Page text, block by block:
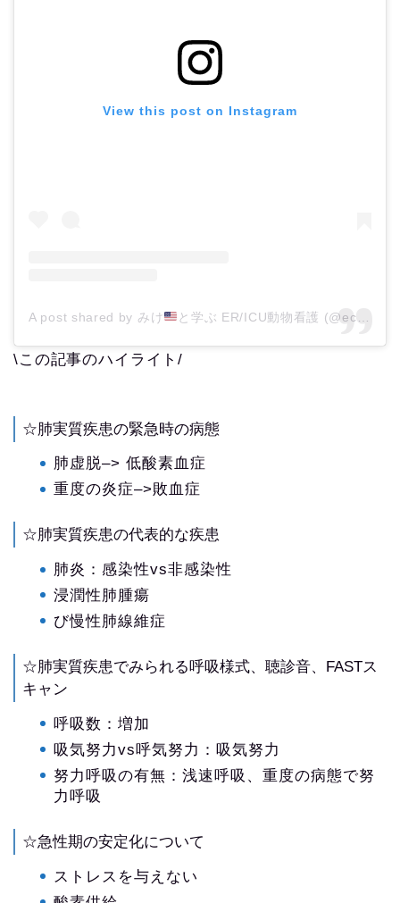
View this post on Instagram
A post shared by みけ と学ぶ ER/ICU動物看護 (@eccvet_mike)
\この記事のハイライト/
☆肺実質疾患の緊急時の病態
肺虚脱–> 低酸素血症
重度の炎症–>敗血症
☆肺実質疾患の代表的な疾患
肺炎：感染性vs非感染性
浸潤性肺腫瘍
び慢性肺線維症
☆肺実質疾患でみられる呼吸様式、聴診音、FASTス
キャン
呼吸数：増加
吸気努力vs呼気努力：吸気努力
努力呼吸の有無：浅速呼吸、重度の病態で努
力呼吸
☆急性期の安定化について
ストレスを与えない